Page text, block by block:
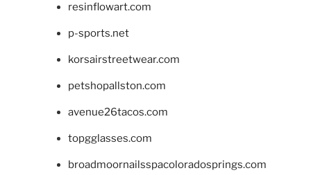
resinflowart.com
p-sports.net
korsairstreetwear.com
petshopallston.com
avenue26tacos.com
topgglasses.com
broadmoornailsspacoloradosprings.com